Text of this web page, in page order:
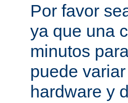
Por favor
ya que una
minutos
puede
hardware y